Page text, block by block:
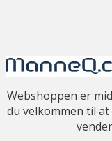
Webshoppen er
du velkommen til